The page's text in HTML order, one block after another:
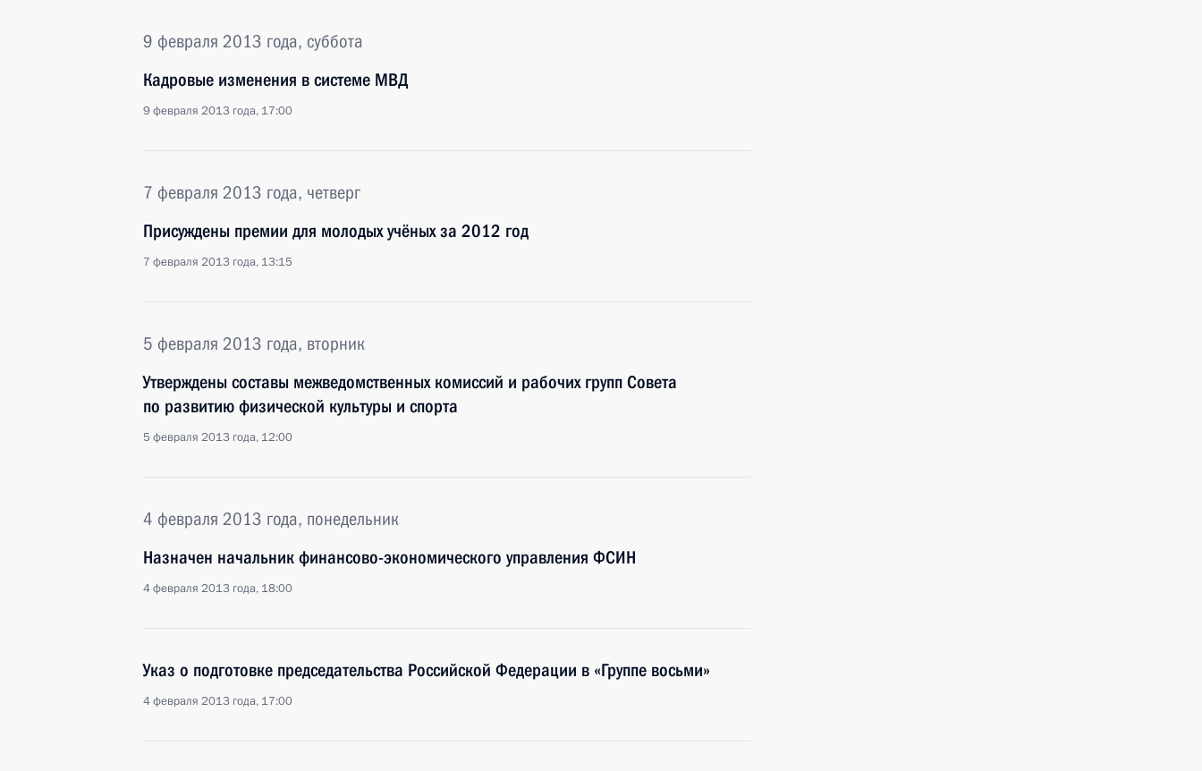
9 февраля 2013 года, суббота
Кадровые изменения в системе МВД
9 февраля 2013 года, 17:00
7 февраля 2013 года, четверг
Присуждены премии для молодых учёных за 2012 год
7 февраля 2013 года, 13:15
5 февраля 2013 года, вторник
Утверждены составы межведомственных комиссий и рабочих групп Совета
по развитию физической культуры и спорта
5 февраля 2013 года, 12:00
4 февраля 2013 года, понедельник
Назначен начальник финансово-экономического управления ФСИН
4 февраля 2013 года, 18:00
Указ о подготовке председательства Российской Федерации в «Группе восьми»
4 февраля 2013 года, 17:00